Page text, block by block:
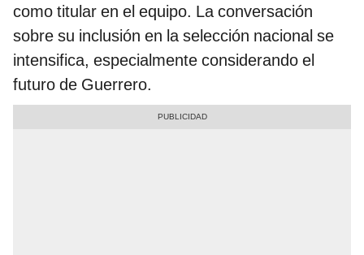
como titular en el equipo. La conversación
sobre su inclusión en la selección nacional se
intensifica, especialmente considerando el
futuro de Guerrero.